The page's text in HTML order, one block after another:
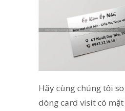
Hãy cùng chúng tôi
dòng card visit có